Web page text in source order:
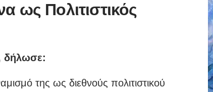
Πολιτιστικός
δήλωσε:
της ως διεθνούς πολιτιστικού